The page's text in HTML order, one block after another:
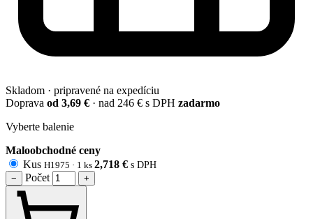
Skladom · pripravené na expedíciu
Doprava od 3,69 € · nad 246 € s DPH zadarmo
Vyberte balenie
Maloobchodné ceny
Kus H1975 · 1 ks 2,718 € s DPH
−
Počet +